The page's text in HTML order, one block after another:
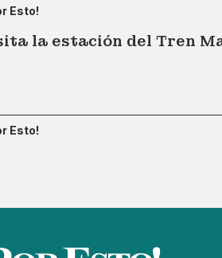
Esto!
la estación del Tren
Esto!